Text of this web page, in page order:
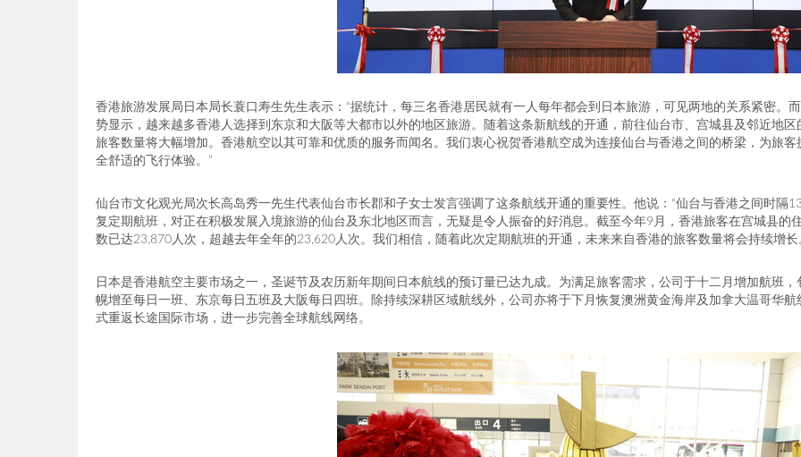
香港旅游发展局日本局长蓑口寿生先生表示： “据统计，每三名香港居民就有一人每年都会到日本旅游，可见两地的关系紧密。
势显示，越来越多香港人选择到东京和大阪等大都市以外的地区旅游。随着这条新航线的开通，前往仙台市、宫城县及邻近地区
旅客数量将大幅增加。香港航空以其可靠和优质的服务而闻名。我们衷心祝贺香港航空成为连接仙台与香港之间的桥梁，为旅客
全舒适的飞行体验。 ”
仙台市文化观光局次长高岛秀一先生代表仙台市长郡和子女士发言强调了这条航线开通的重要性。他说： “仙台与香港之间时隔
复定期航班，对正在积极发展入境旅游的仙台及东北地区而言，无疑是令人振奋的好消息。截至今年9月，香港旅客在宫城县的
数已达23,870人次，超越去年全年的23,620人次。我们相信，随着此次定期航班的开通，未来来自香港的旅客数量将会持续增长
日本是香港航空主要市场之一，圣诞节及农历新年期间日本航线的预订量已达九成。为满足旅客需求，公司于十二月增加航班，
幌增至每日一班、东京每日五班及大阪每日四班。除持续深耕区域航线外，公司亦将于下月恢复澳洲黄金海岸及加拿大温哥华航
式重返长途国际市场，进一步完善全球航线网络。